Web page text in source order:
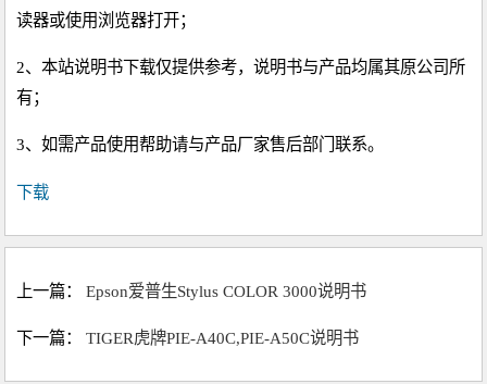
读器或使用浏览器打开；
2、本站说明书下载仅提供参考，说明书与产品均属其原公司所
有；
3、如需产品使用帮助请与产品厂家售后部门联系。
下载
上一篇：Epson爱普生Stylus COLOR 3000说明书
下一篇：TIGER虎牌PIE-A40C,PIE-A50C说明书